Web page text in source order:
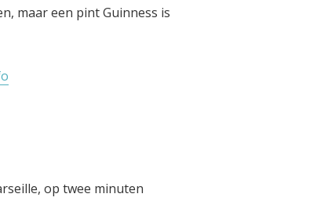
maar een pint Guinness is
op twee minuten